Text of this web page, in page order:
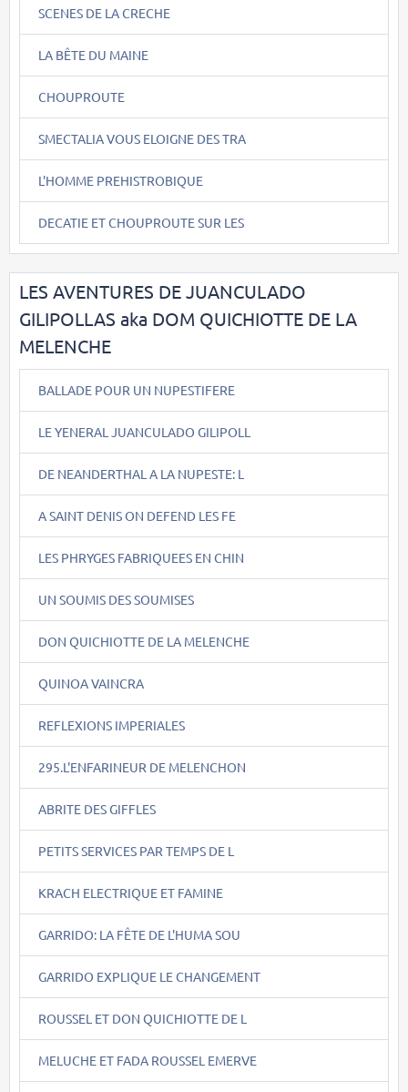
SCENES DE LA CRECHE
LA BÊTE DU MAINE
CHOUPROUTE
SMECTALIA VOUS ELOIGNE DES TRA
L'HOMME PREHISTROBIQUE
DECATIE ET CHOUPROUTE SUR LES
LES AVENTURES DE JUANCULADO
GILIPOLLAS aka DOM QUICHIOTTE DE LA
MELENCHE
BALLADE POUR UN NUPESTIFERE
LE YENERAL JUANCULADO GILIPOLL
DE NEANDERTHAL A LA NUPESTE: L
A SAINT DENIS ON DEFEND LES FE
LES PHRYGES FABRIQUEES EN CHIN
UN SOUMIS DES SOUMISES
DON QUICHIOTTE DE LA MELENCHE
QUINOA VAINCRA
REFLEXIONS IMPERIALES
295.L'ENFARINEUR DE MELENCHON
ABRITE DES GIFFLES
PETITS SERVICES PAR TEMPS DE L
KRACH ELECTRIQUE ET FAMINE
GARRIDO: LA FÊTE DE L'HUMA SOU
GARRIDO EXPLIQUE LE CHANGEMENT
ROUSSEL ET DON QUICHIOTTE DE L
MELUCHE ET FADA ROUSSEL EMERVE